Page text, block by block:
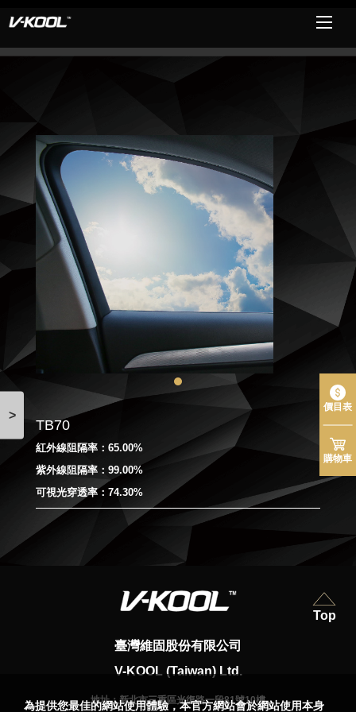
>
TB70
紅外線阻隔率：65.00%
紫外線阻隔率：99.00%
可視光穿透率：74.30%
臺灣維固股份有限公司
V-KOOL (Taiwan) Ltd.
地址：新北市三重區光復路一段81號10樓
Top
價目表
購物車
為提供您最佳的網站使用體驗，本官方網站會於網站使用本身